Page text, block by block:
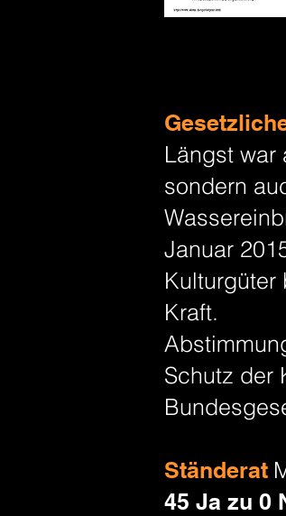
Längst war
sondern
Januar
Kulturgüter
Kraft.
Schutz der
Ständerat
45 Ja zu 0